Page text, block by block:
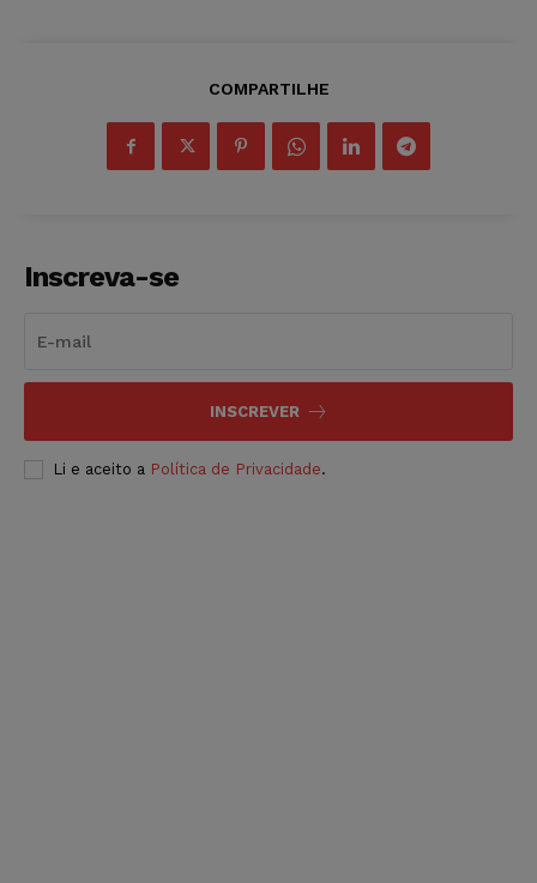
COMPARTILHE
Inscreva-se
INSCREVER
Li e aceito a Política de Privacidade.